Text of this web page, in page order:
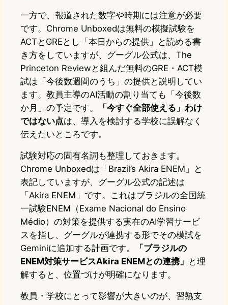
一方で、報道された数字や時期には注意が必要
です。Chrome Unboxedは無料の模擬試験を
ACTとGREとし「本日からの提供」と読める書
き方をしていますが、グーグル公式は、The
Princeton Reviewと組んだ無料のGRE・ACT模
試は「今後数週間のうち」の提供と説明してい
ます。教員主導のAI活動の割り当ても「今後数
か月」の予定です。
「今すぐ全部使える」わけ
ではない点は、導入を検討する学校に誤解なく
伝えたいところです。
試験対応の固有名詞も整理しておきます。
Chrome Unboxedは「Brazil’s Akira ENEM」と
表記していますが、グーグル公式の記述は
「Akira ENEM」です。これはブラジルの全国統
一試験ENEM（Exame Nacional do Ensino
Médio）の対策を提供する実在のAI学習サービ
スを指し、グーグルが連携する形でその模試を
Geminiに追加する計画です。
「ブラジルの
ENEM対策サービスAkira ENEMとの連携」 と理
解すると、位置づけが明確になります。
教員・学校にとって影響が大きいのが、習熟支